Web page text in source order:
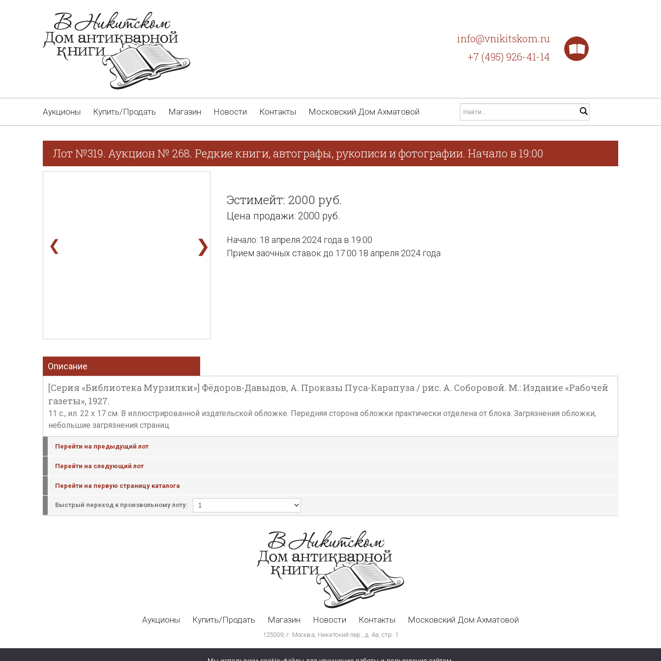
info@vnikitskom.ru
+7 (495) 926-41-14
Аукционы Купить/Продать Магазин Новости Контакты Московский Дом Ахматовой
Лот №319. Аукцион № 268. Редкие книги, автографы, рукописи и фотографии. Начало в 19:00
❮ ❯
Эстимейт: 2000 руб.
Цена продажи: 2000 руб.
Начало: 18 апреля 2024 года в 19:00
Прием заочных ставок до 17:00 18 апреля 2024 года
Описание
[Серия «Библиотека Мурзилки»] Фёдоров-Давыдов, А. Проказы Пуса-Карапуза / рис. А. Соборовой. М.: Издание «Рабочей
газеты», 1927.
11 с., ил. 22 х 17 см. В иллюстрированной издательской обложке. Передняя сторона обложки практически отделена от блока. Загрязнения обложки,
небольшие загрязнения страниц.
Перейти на предыдущий лот
Перейти на следующий лот
Перейти на первую страницу каталога
Быстрый переход к произвольному лоту:
Аукционы Купить/Продать Магазин Новости Контакты Московский Дом Ахматовой
125009, г. Москва, Никитский пер., д. 4а, стр. 1